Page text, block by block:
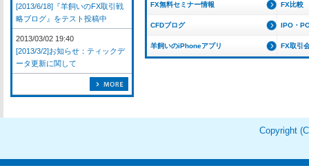
FX無料セミナー情報 FX比較
CFDブログ IPO・
羊飼いのiPhoneアプリ FX取引
[2013/6/18]『羊飼いのFX取引戦
略ブログ』をテスト投稿中
2013/03/02 19:40
[2013/3/2]お知らせ：ティックデ
ータ更新に関して
Copyright